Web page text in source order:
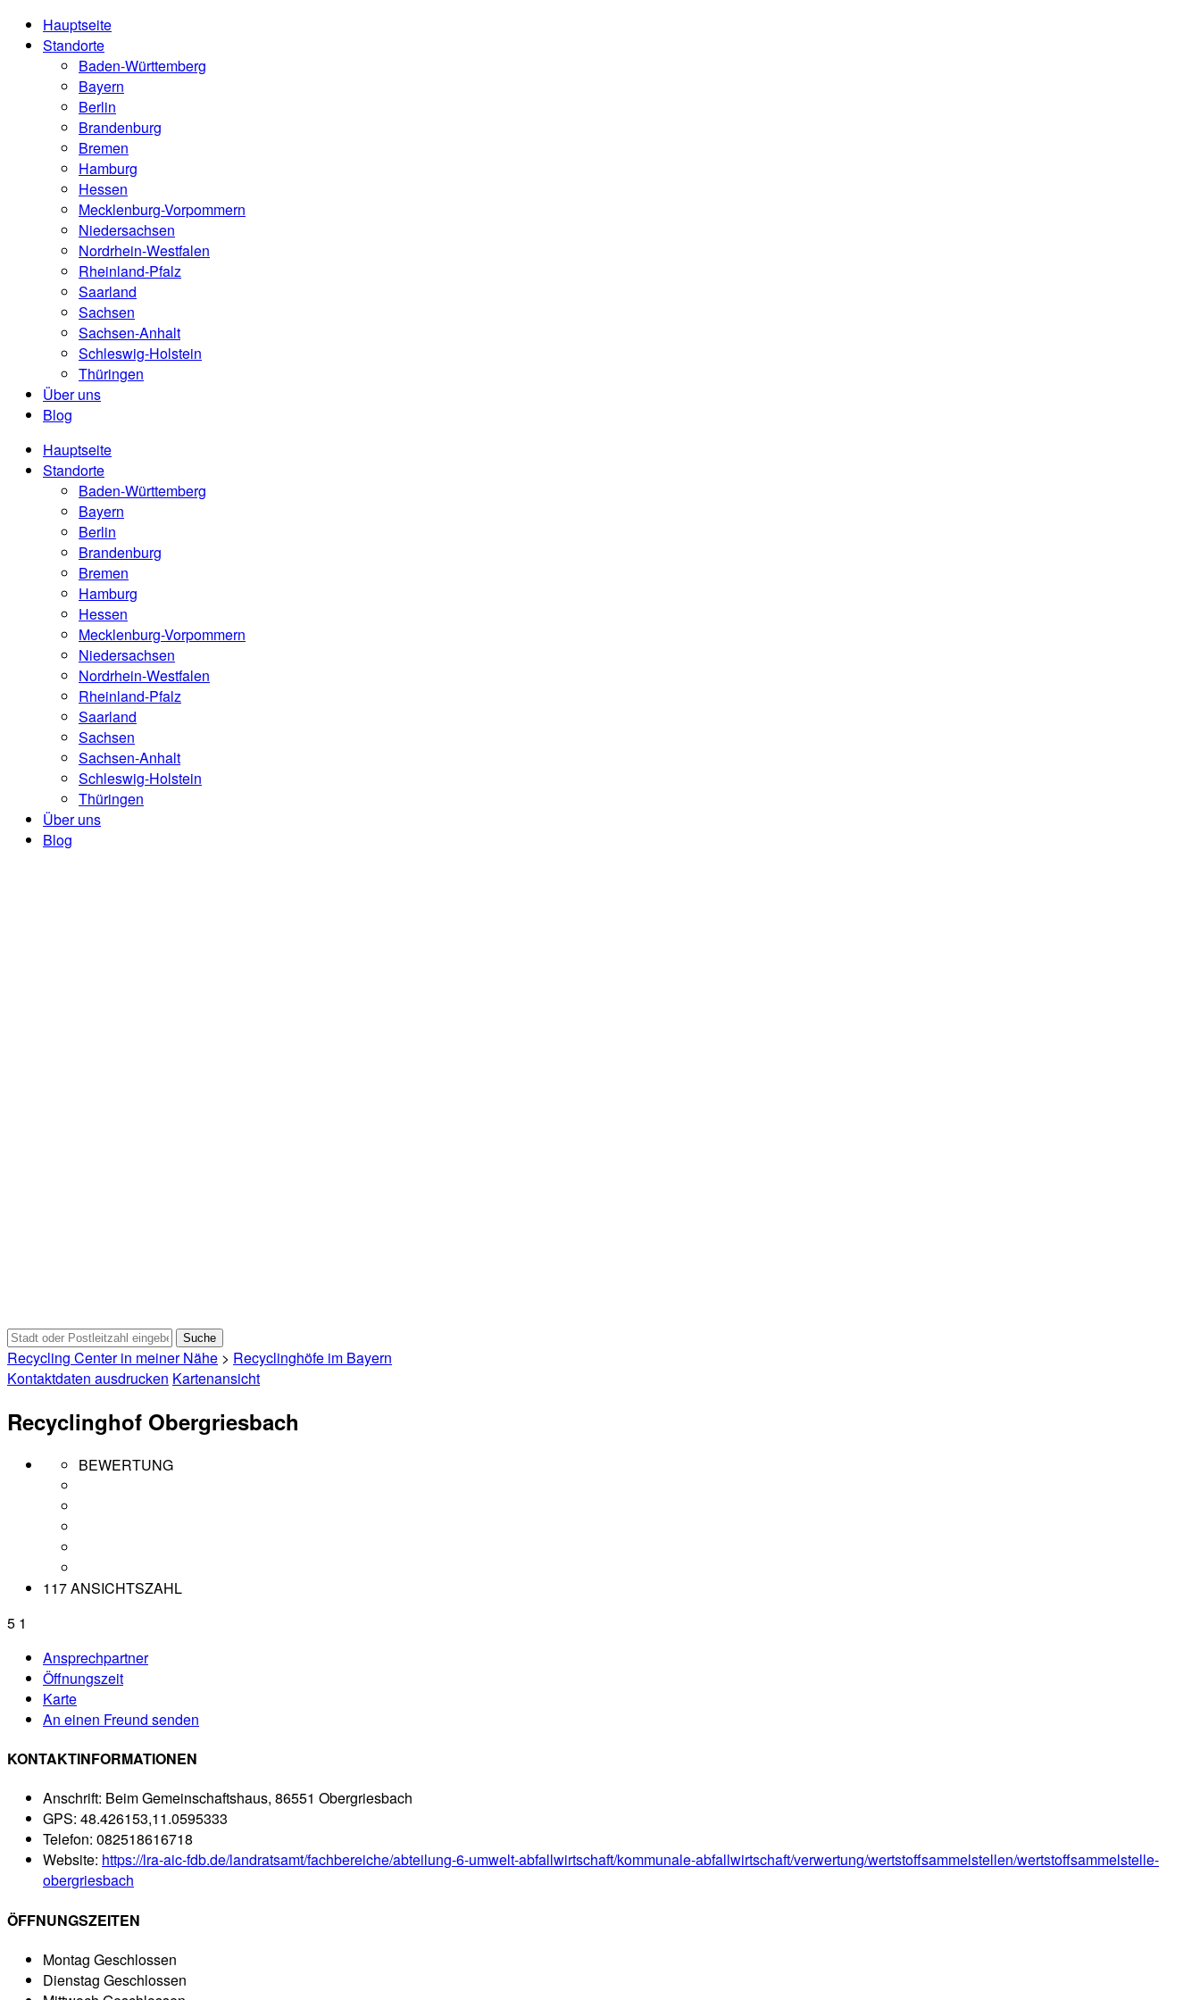
Hauptseite
Standorte
Baden-Württemberg
Bayern
Berlin
Brandenburg
Bremen
Hamburg
Hessen
Mecklenburg-Vorpommern
Niedersachsen
Nordrhein-Westfalen
Rheinland-Pfalz
Saarland
Sachsen
Sachsen-Anhalt
Schleswig-Holstein
Thüringen
Über uns
Blog
Hauptseite
Standorte
Baden-Württemberg
Bayern
Berlin
Brandenburg
Bremen
Hamburg
Hessen
Mecklenburg-Vorpommern
Niedersachsen
Nordrhein-Westfalen
Rheinland-Pfalz
Saarland
Sachsen
Sachsen-Anhalt
Schleswig-Holstein
Thüringen
Über uns
Blog
Recycling Center in meiner Nähe > Recyclinghöfe im Bayern
Kontaktdaten ausdrucken Kartenansicht
Recyclinghof Obergriesbach
BEWERTUNG
117 ANSICHTSZAHL
5 1
Ansprechpartner
Öffnungszeit
Karte
An einen Freund senden
KONTAKTINFORMATIONEN
Anschrift: Beim Gemeinschaftshaus, 86551 Obergriesbach
GPS: 48.426153,11.0595333
Telefon: 082518616718
Website: https://lra-aic-fdb.de/landratsamt/fachbereiche/abteilung-6-umwelt-abfallwirtschaft/kommunale-abfallwirtschaft/verwertung/wertstoffsammelstellen/wertstoffsammelstelle-
obergriesbach
ÖFFNUNGSZEITEN
Montag Geschlossen
Dienstag Geschlossen